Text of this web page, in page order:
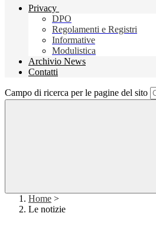
Privacy
DPO
Regolamenti e Registri
Informative
Modulistica
Archivio News
Contatti
Campo di ricerca per le pagine del sito
Home >
Le notizie